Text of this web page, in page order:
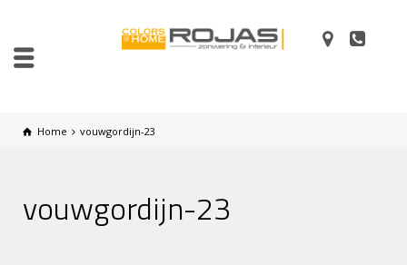
Home vouwgordijn-23
vouwgordijn-23